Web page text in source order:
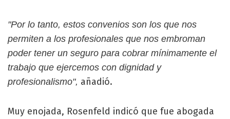
"Por lo tanto, estos convenios son los que nos
permiten a los profesionales que nos embroman
poder tener un seguro para cobrar mínimamente el
trabajo que ejercemos con dignidad y
profesionalismo", añadió.
Muy enojada, Rosenfeld indicó que fue abogada